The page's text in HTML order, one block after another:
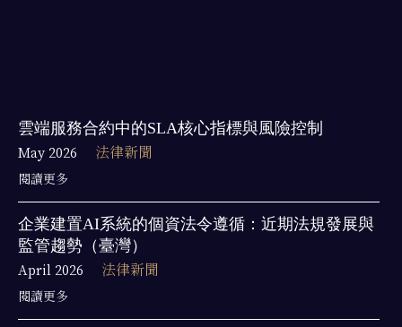
雲端服務合約中的SLA核心指標與風險控制
May 2026
法律新聞
閱讀更多
企業建置AI系統的個資法令遵循：近期法規發展與
監管趨勢（臺灣）
April 2026
法律新聞
閱讀更多